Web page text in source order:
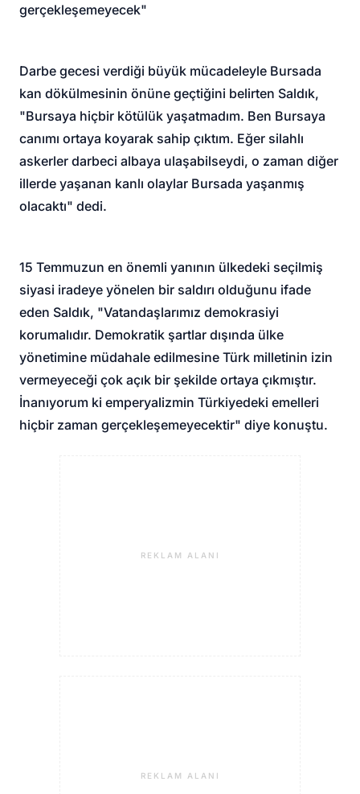
gerçekleşemeyecek"
Darbe gecesi verdiği büyük mücadeleyle Bursada
kan dökülmesinin önüne geçtiğini belirten Saldık,
"Bursaya hiçbir kötülük yaşatmadım. Ben Bursaya
canımı ortaya koyarak sahip çıktım. Eğer silahlı
askerler darbeci albaya ulaşabilseydi, o zaman diğer
illerde yaşanan kanlı olaylar Bursada yaşanmış
olacaktı" dedi.
15 Temmuzun en önemli yanının ülkedeki seçilmiş
siyasi iradeye yönelen bir saldırı olduğunu ifade
eden Saldık, "Vatandaşlarımız demokrasiyi
korumalıdır. Demokratik şartlar dışında ülke
yönetimine müdahale edilmesine Türk milletinin izin
vermeyeceği çok açık bir şekilde ortaya çıkmıştır.
İnanıyorum ki emperyalizmin Türkiyedeki emelleri
hiçbir zaman gerçekleşemeyecektir" diye konuştu.
REKLAM ALANI
REKLAM ALANI